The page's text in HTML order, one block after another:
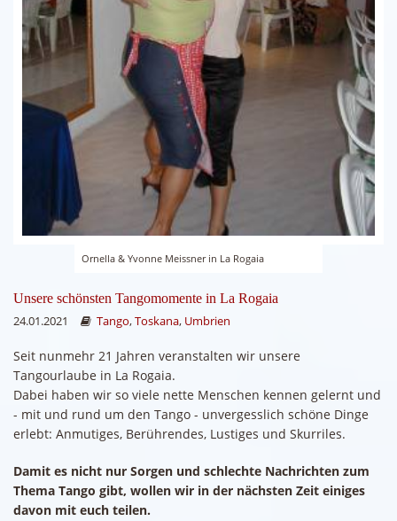
Ornella & Yvonne Meissner in La Rogaia
Unsere schönsten Tangomomente in La Rogaia
24.01.2021
Tango,Toskana, Umbrien
Seit nunmehr 21 Jahren veranstalten wir unsere
Tangourlaube in La Rogaia.
Dabei haben wir so viele nette Menschen kennen gelernt und
- mit und rund um den Tango - unvergesslich schöne Dinge
erlebt: Anmutiges, Berührendes, Lustiges und Skurriles.
Damit es nicht nur Sorgen und schlechte Nachrichten zum
Thema Tango gibt, wollen wir in der nächsten Zeit einiges
davon mit euch teilen.